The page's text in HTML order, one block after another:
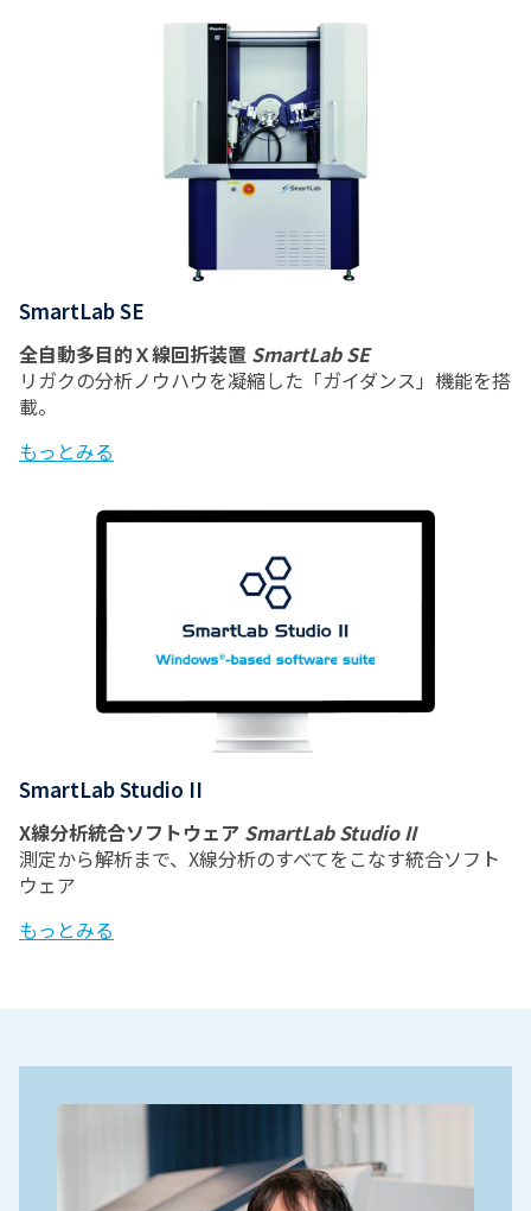
SmartLab SE
全自動多目的Ｘ線回折装置 SmartLab SE
リガクの分析ノウハウを凝縮した「ガイダンス」機能を搭
載。
もっとみる
SmartLab Studio II
X線分析統合ソフトウェア SmartLab Studio II
測定から解析まで、X線分析のすべてをこなす統合ソフト
ウェア
もっとみる